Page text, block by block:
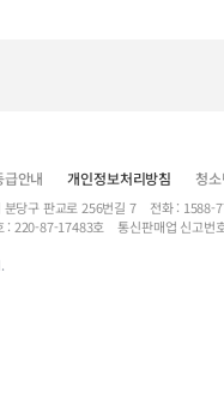
안내 개인정보처리방침 청
분당구 판교로 256번길 7 전화 :
220-87-17483호 통신판매업 신고번